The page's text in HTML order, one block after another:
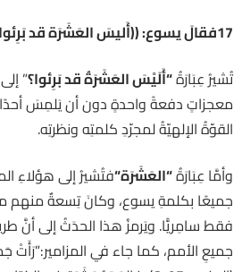
17فقالَ يسوع: ((أَليسَ العَشَرَة قد
تُشيرُ عِبَارَةُ“أَلَيْسَ العَشَرَةُ قد بَرِئوا؟”
معجزاتٍ دفعةً واحدةٍ دون أن يَلمِسَ
القوّةُ الإلهيّةُ لمجرّدِ كلمتِه ونظرتِه.
وأمَّا عِبَارَةُ“العَشَرَة“فتُشيرُ إلى هؤلاءِ
جميعًا بكلمةِ يسوع، وكانَ تِسعةٌ منهم
فقط سامِريًّا. ويَرمزُ هذا الحدَثُ إلى أنَّ
جميعِ الأمم، كما جاء في